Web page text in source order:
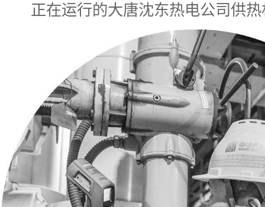
正在运行的大唐沈东热电公司供热